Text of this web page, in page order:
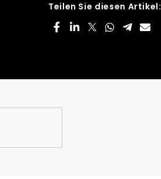
Teilen Sie diesen Artikel: